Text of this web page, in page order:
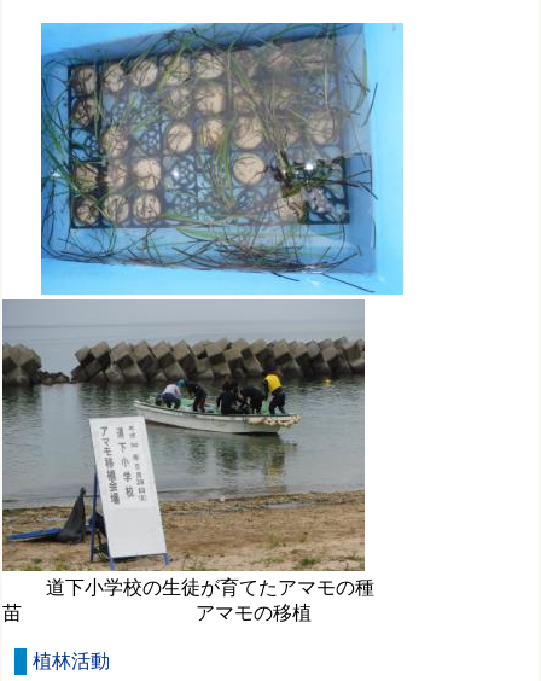
道下小学校の生徒が育てたアマモの種
苗 アマモの移植
植林活動